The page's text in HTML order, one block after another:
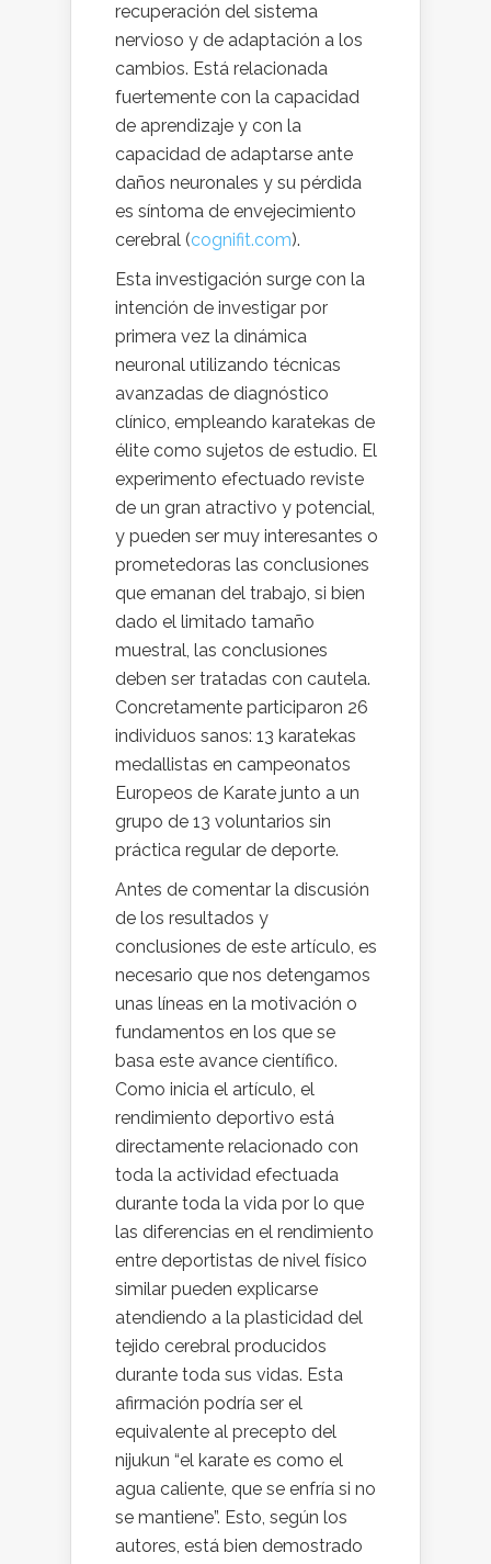
recuperación del sistema
nervioso y de adaptación a los
cambios. Está relacionada
fuertemente con la capacidad
de aprendizaje y con la
capacidad de adaptarse ante
daños neuronales y su pérdida
es síntoma de envejecimiento
cerebral (cognifit.com).
Esta investigación surge con la
intención de investigar por
primera vez la dinámica
neuronal utilizando técnicas
avanzadas de diagnóstico
clínico, empleando karatekas de
élite como sujetos de estudio. El
experimento efectuado reviste
de un gran atractivo y potencial,
y pueden ser muy interesantes o
prometedoras las conclusiones
que emanan del trabajo, si bien
dado el limitado tamaño
muestral, las conclusiones
deben ser tratadas con cautela.
Concretamente participaron 26
individuos sanos: 13 karatekas
medallistas en campeonatos
Europeos de Karate junto a un
grupo de 13 voluntarios sin
práctica regular de deporte.
Antes de comentar la discusión
de los resultados y
conclusiones de este artículo, es
necesario que nos detengamos
unas líneas en la motivación o
fundamentos en los que se
basa este avance científico.
Como inicia el artículo, el
rendimiento deportivo está
directamente relacionado con
toda la actividad efectuada
durante toda la vida por lo que
las diferencias en el rendimiento
entre deportistas de nivel físico
similar pueden explicarse
atendiendo a la plasticidad del
tejido cerebral producidos
durante toda sus vidas. Esta
afirmación podría ser el
equivalente al precepto del
nijukun “el karate es como el
agua caliente, que se enfría si no
se mantiene”. Esto, según los
autores, está bien demostrado